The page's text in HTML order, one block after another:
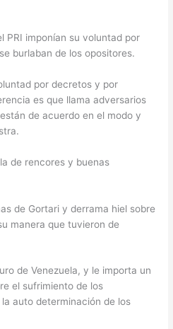
PRI imponían su voluntad por
burlaban de los opositores.
por decretos y por
es que llama adversarios
de acuerdo en el modo y
de rencores y buenas
de Gortari y derrama hiel sobre
manera que tuvieron de
de Venezuela, y le importa un
el sufrimiento de los
auto determinación de los